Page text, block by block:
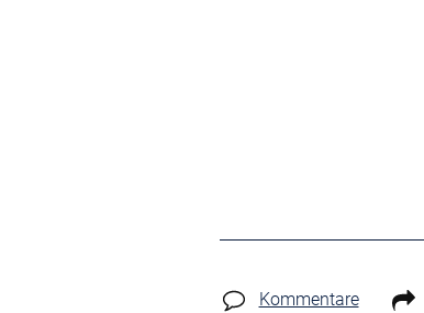
Kommentare